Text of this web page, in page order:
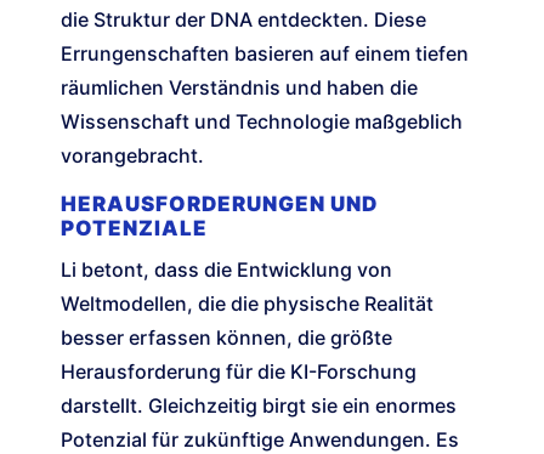
die Struktur der DNA entdeckten. Diese
Errungenschaften basieren auf einem tiefen
räumlichen Verständnis und haben die
Wissenschaft und Technologie maßgeblich
vorangebracht.
HERAUSFORDERUNGEN UND
POTENZIALE
Li betont, dass die Entwicklung von
Weltmodellen, die die physische Realität
besser erfassen können, die größte
Herausforderung für die KI-Forschung
darstellt. Gleichzeitig birgt sie ein enormes
Potenzial für zukünftige Anwendungen. Es